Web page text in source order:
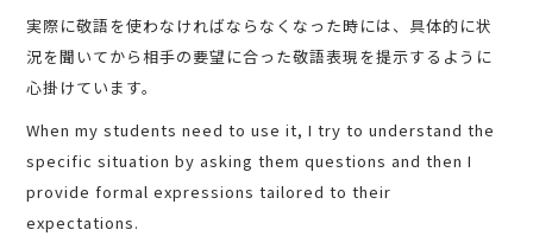
実際に敬語を使わなければならなくなった時には、具体的に状
況を聞いてから相手の要望に合った敬語表現を提示するように
心掛けています。
When my students need to use it, I try to understand the
specific situation by asking them questions and then I
provide formal expressions tailored to their
expectations.